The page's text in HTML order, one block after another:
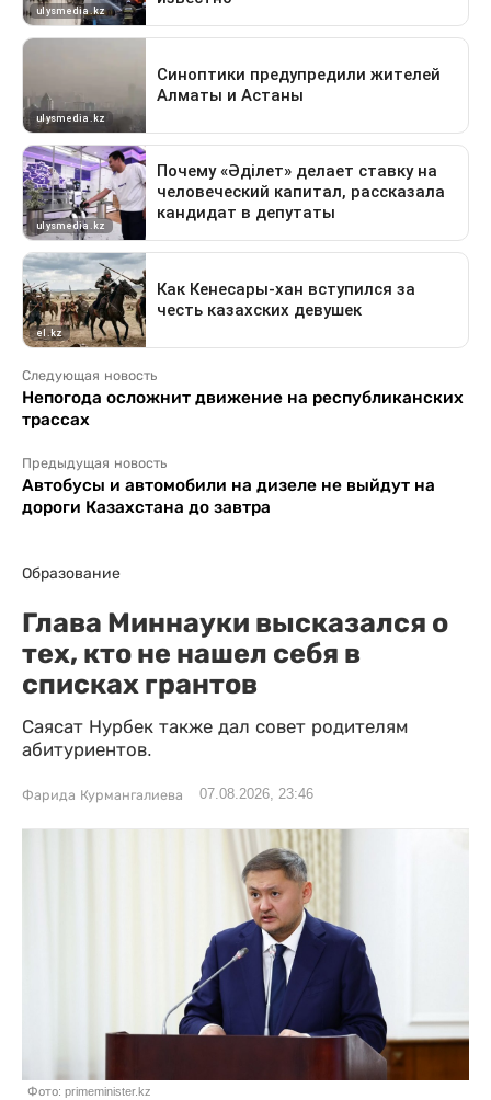
Следующая новость
Непогода осложнит движение на республиканских
трассах
Предыдущая новость
Автобусы и автомобили на дизеле не выйдут на
дороги Казахстана до завтра
Образование
Глава Миннауки высказался о
тех, кто не нашел себя в
списках грантов
Саясат Нурбек также дал совет родителям
абитуриентов.
Фарида Курмангалиева 07.08.2026, 23:46
Фото: primeminister.kz